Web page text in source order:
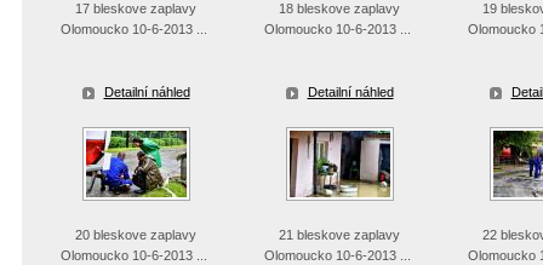
17 bleskove zaplavy
Olomoucko 10-6-2013 ...
Detailní náhled
18 bleskove zaplavy
Olomoucko 10-6-2013 ...
Detailní náhled
19
Olomoucko
20 bleskove zaplavy
Olomoucko 10-6-2013 ...
21 bleskove zaplavy
Olomoucko 10-6-2013 ...
22
Olomoucko